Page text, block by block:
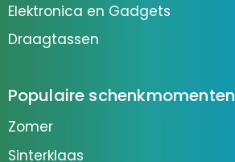
Elektronica en Gadgets
Draagtassen
Populaire schenkmomenten
Zomer
Sinterklaas